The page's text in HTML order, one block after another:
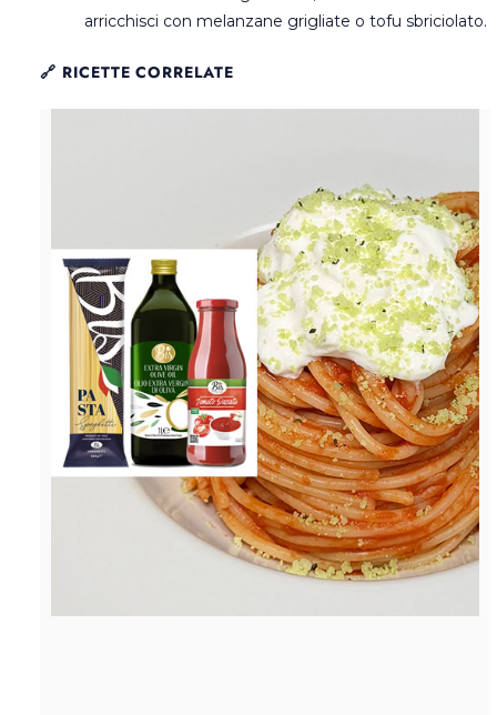
arricchisci con melanzane grigliate o tofu sbriciolato.
🔗 RICETTE CORRELATE